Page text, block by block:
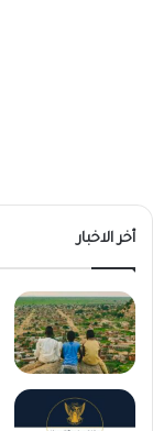
أخر الاخبار